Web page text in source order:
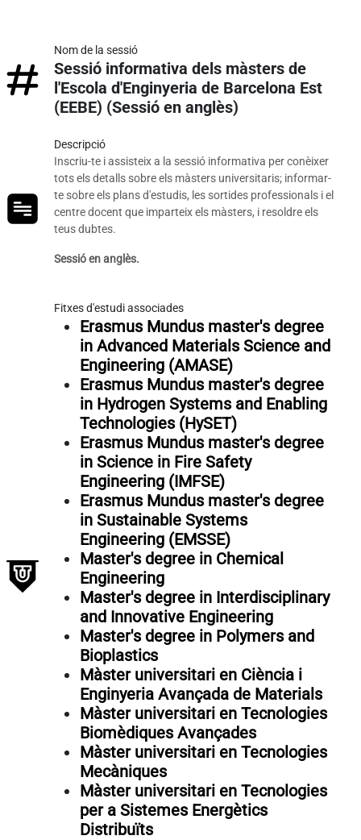
Nom de la sessió
Sessió informativa dels màsters de
l'Escola d'Enginyeria de Barcelona Est
(EEBE) (Sessió en anglès)
Descripció
Inscriu-te i assisteix a la sessió informativa per conèixer
tots els detalls sobre els màsters universitaris; informar-
te sobre els plans d'estudis, les sortides professionals i el
centre docent que imparteix els màsters, i resoldre els
teus dubtes.
Sessió en anglès.
Fitxes d'estudi associades
Erasmus Mundus master's degree
in Advanced Materials Science and
Engineering (AMASE)
Erasmus Mundus master's degree
in Hydrogen Systems and Enabling
Technologies (HySET)
Erasmus Mundus master's degree
in Science in Fire Safety
Engineering (IMFSE)
Erasmus Mundus master's degree
in Sustainable Systems
Engineering (EMSSE)
Master's degree in Chemical
Engineering
Master's degree in Interdisciplinary
and Innovative Engineering
Master's degree in Polymers and
Bioplastics
Màster universitari en Ciència i
Enginyeria Avançada de Materials
Màster universitari en Tecnologies
Biomèdiques Avançades
Màster universitari en Tecnologies
Mecàniques
Màster universitari en Tecnologies
per a Sistemes Energètics
Distribuïts